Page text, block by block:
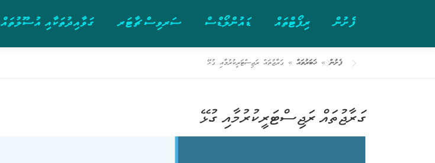
ގަވާއިދުތަކާއި އުސޫލުތައް ސަރވިސް ޗާޓަރ ޑައުންލޯޑްސް ރިޕޯޓްތައް ފެށުން
ފެށުން»ޚަބަރުތައް » ގަރާޖުތައް ރަޖިސްޓަރީކުރުމާއި ގުޅޭ
ގަރާޖުތައް ރަޖިސްޓަރީކުރުމާއި ގުޅޭ